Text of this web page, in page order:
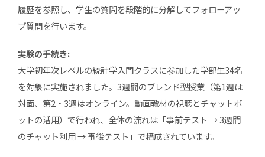
履歴を参照し、学生の質問を段階的に分解してフォローアッ
プ質問を行います。
実験の手続き:
大学初年次レベルの統計学入門クラスに参加した学部生34名
を対象に実施されました。3週間のブレンド型授業（第1週は
対面、第2・3週はオンライン。動画教材の視聴とチャットボ
ットの活用）で行われ、全体の流れは「事前テスト → 3週間
のチャット利用 → 事後テスト」で構成されています。